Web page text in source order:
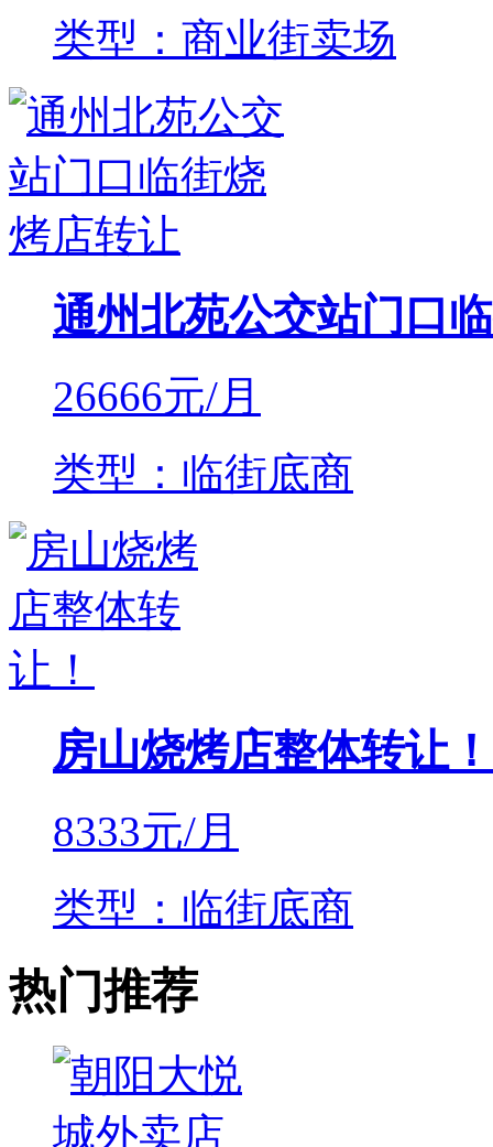
类型：商业街卖场
通州北苑公交站门口
26666元/月
类型：临街底商
房山烧烤店整体转让！
8333元/月
类型：临街底商
热门推荐